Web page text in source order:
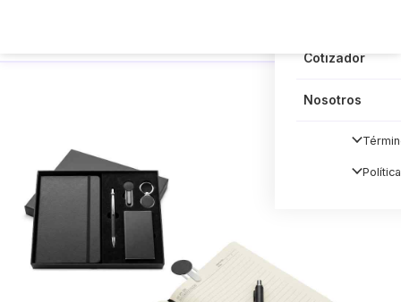
Cotizador
Nosotros